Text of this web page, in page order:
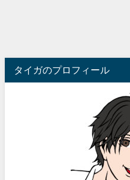
タイガのプロフィール